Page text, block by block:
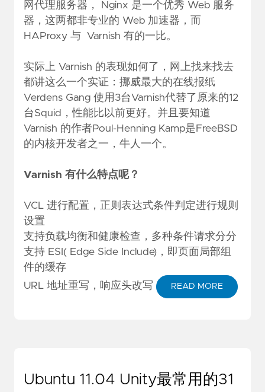
网代理服务器， Nginx 是一个优秀 Web 服务
器，这两都非专业的 Web 加速器，而
HAProxy 与 Varnish 有的一比。
实际上 Varnish 的表现如何了，网上找来找去
都讲这么一个实证：挪威最大的在线报纸
Verdens Gang 使用3台Varnish代替了原来的12
台Squid，性能比以前更好。并且要知道
Varnish 的作者Poul-Henning Kamp是FreeBSD
的内核开发者之一，牛人一个。
Varnish 有什么特点呢？
VCL 进行配置，正则表达式条件判定进行规则
设置
支持负载均衡和健康检查，多种条件请求分分
支持 ESI( Edge Side Include)，即页面局部组
件的缓存
URL 地址重写，响应头改写
READ MORE
Ubuntu 11.04 Unity最常用的31